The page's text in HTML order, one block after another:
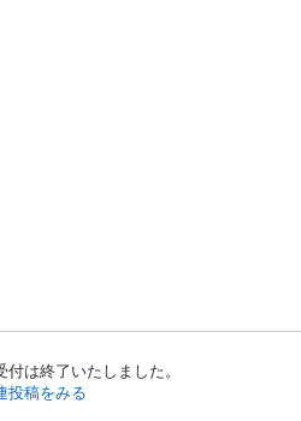
は終了いたしました。
投稿をみる